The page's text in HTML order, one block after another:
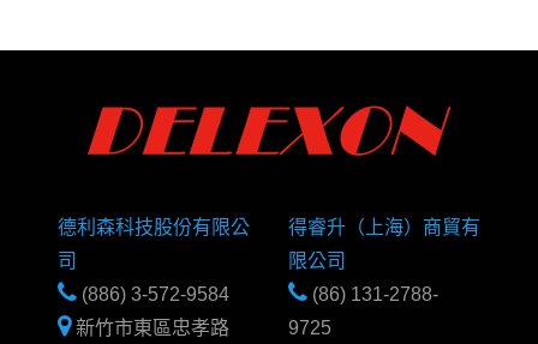
德利森科技股份有限公
司
(886) 3-572-9584
新竹市東區忠孝路
得睿升（上海）商貿有
限公司
(86) 131-2788-
9725